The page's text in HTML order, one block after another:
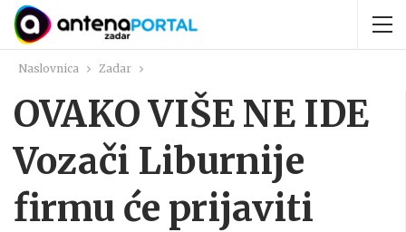
Naslovnica Zadar
OVAKO VIŠE NE IDE
Vozači Liburnije
firmu će prijaviti